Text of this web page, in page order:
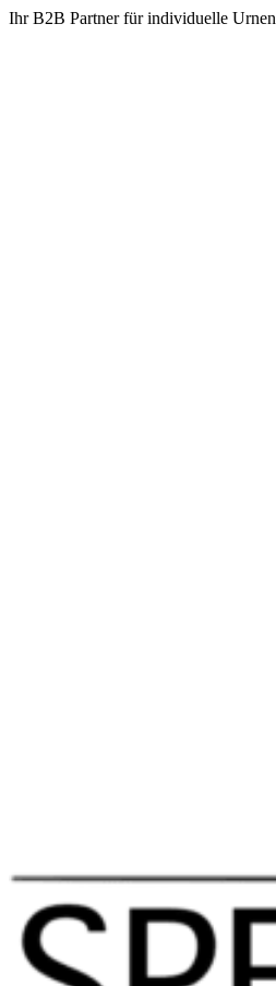
Ihr B2B Partner für individuelle Urnen